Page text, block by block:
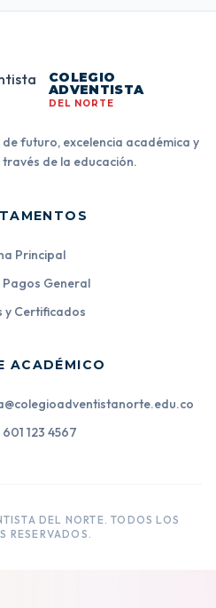
COLEGIO
ADVENTISTA
DEL NORTE
futuro, excelencia académica y
de la educación.
Principal
General
y Certificados
ACADÉMICO
123 4567
DEL NORTE. TODOS LOS
RESERVADOS.